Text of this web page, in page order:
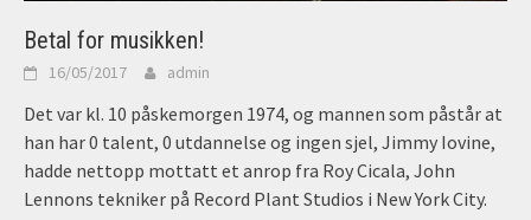
Betal for musikken!
16/05/2017 admin
Det var kl. 10 påskemorgen 1974, og mannen som påstår at
han har 0 talent, 0 utdannelse og ingen sjel, Jimmy Iovine,
hadde nettopp mottatt et anrop fra Roy Cicala, John
Lennons tekniker på Record Plant Studios i New York City.